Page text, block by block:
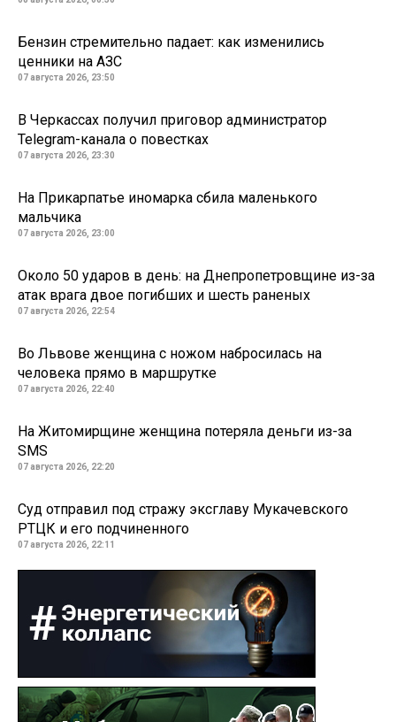
Бензин стремительно падает: как изменились
ценники на АЗС
07 августа 2026, 23:50
В Черкассах получил приговор администратор
Telegram-канала о повестках
07 августа 2026, 23:30
На Прикарпатье иномарка сбила маленького
мальчика
07 августа 2026, 23:00
Около 50 ударов в день: на Днепропетровщине из-за
атак врага двое погибших и шесть раненых
07 августа 2026, 22:54
Во Львове женщина с ножом набросилась на
человека прямо в маршрутке
07 августа 2026, 22:40
На Житомирщине женщина потеряла деньги из-за
SMS
07 августа 2026, 22:20
Суд отправил под стражу эксглаву Мукачевского
РТЦК и его подчиненного
07 августа 2026, 22:11